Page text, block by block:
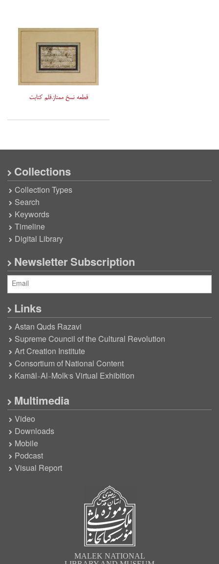
قطعه نسخ ممتاز.قلم کتابت
Collections
Collection Types
Search
Keywords
Timeline
Digital Library
Newsletter Subscription
Links
Astan Quds Razavi
Supreme Council of the Cultural Revolution
Art Creation Institute
Consortium of National Content
Kamāl-Al-Molk’s Virtual Exhibition
Multimedia
Video
Downloads
Mobile
Podcast
Visual Report
MALEK NATIONAL